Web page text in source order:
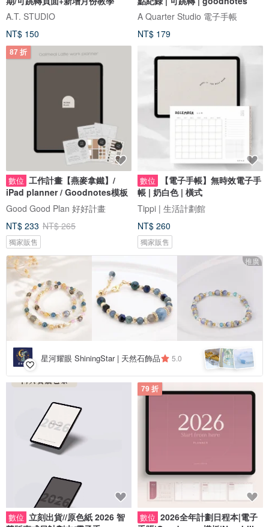
A.T. STUDIO
NT$ 150
A Quarter Studio 電子手帳
NT$ 179
87 折
數位 工作計畫【燕麥拿鐵】/
iPad planner / Goodnotes模板
Good Good Plan 好好計畫
NT$ 233 NT$ 265
獨家販售
數位
【電子手帳】無時效電子手
帳 | 奶白色 | 橫式
Tippi | 生活計劃館
NT$ 260
獨家販售
推廣
星河耀眼 ShiningStar | 天然石飾品 5.0
數位 立刻出貨//原色紙 2026 智
79 折
數位 2026全年計劃日程本|電子